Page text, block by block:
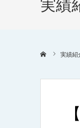
実績
実績紹